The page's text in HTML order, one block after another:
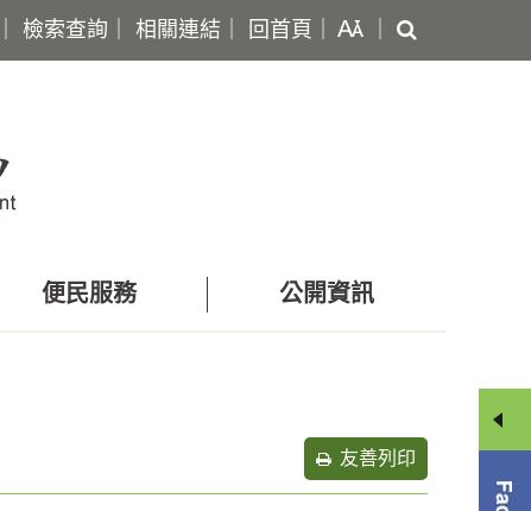
檢索查詢 相關連結 回首頁
尋
便民服務 公開資訊
友善列印
享